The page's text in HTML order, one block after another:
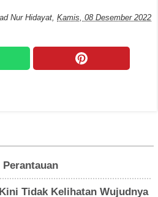
Nur Hidayat, Kamis, 08 Desember 2022
Tidak Kelihatan Wujudnya